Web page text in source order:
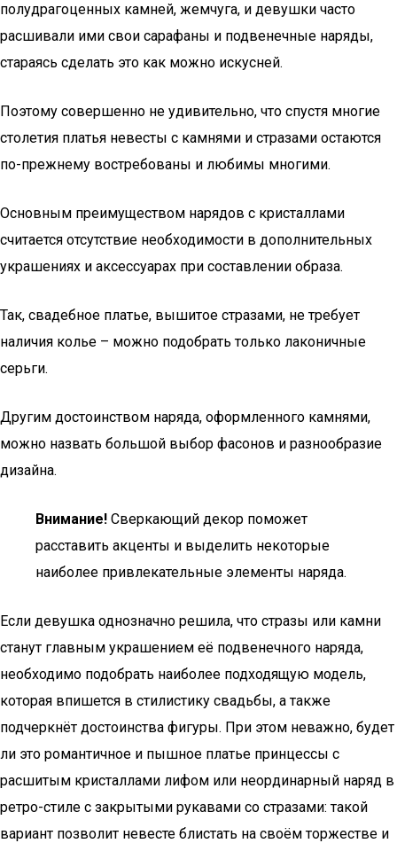
полудрагоценных камней, жемчуга, и девушки часто
расшивали ими свои сарафаны и подвенечные наряды,
стараясь сделать это как можно искусней.
Поэтому совершенно не удивительно, что спустя многие
столетия платья невесты с камнями и стразами остаются
по-прежнему востребованы и любимы многими.
Основным преимуществом нарядов с кристаллами
считается отсутствие необходимости в дополнительных
украшениях и аксессуарах при составлении образа.
Так, свадебное платье, вышитое стразами, не требует
наличия колье – можно подобрать только лаконичные
серьги.
Другим достоинством наряда, оформленного камнями,
можно назвать большой выбор фасонов и разнообразие
дизайна.
Внимание! Сверкающий декор поможет
расставить акценты и выделить некоторые
наиболее привлекательные элементы наряда.
Если девушка однозначно решила, что стразы или камни
станут главным украшением её подвенечного наряда,
необходимо подобрать наиболее подходящую модель,
которая впишется в стилистику свадьбы, а также
подчеркнёт достоинства фигуры. При этом неважно, будет
ли это романтичное и пышное платье принцессы с
расшитым кристаллами лифом или неординарный наряд в
ретро-стиле с закрытыми рукавами со стразами: такой
вариант позволит невесте блистать на своём торжестве и